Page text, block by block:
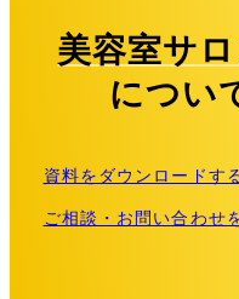
美容室サ
につい
資料をダウンロードす
ご相談・お問い合わせ